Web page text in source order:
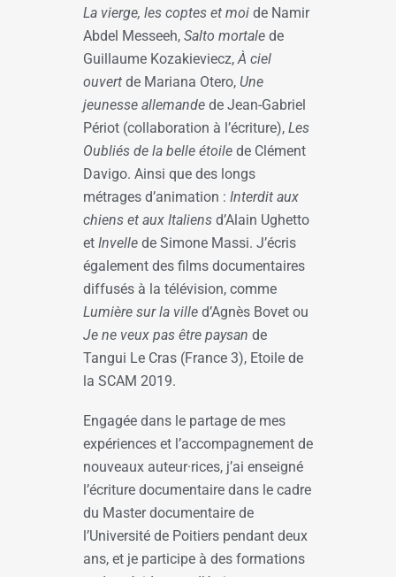
La vierge, les coptes et moi de Namir
Abdel Messeeh, Salto mortale de
Guillaume Kozakieviecz,À ciel
ouvert de Mariana Otero, Une
jeunesse allemande de Jean-Gabriel
Périot (collaboration à l’écriture), Les
Oubliés de la belle étoile de Clément
Davigo. Ainsi que des longs
métrages d’animation : Interdit aux
chiens et aux Italiens d’Alain Ughetto
et Invelle de Simone Massi. J’écris
également des films documentaires
diffusés à la télévision, comme
Lumière sur la ville d’Agnès Bovet ou
Je ne veux pas être paysan de
Tangui Le Cras (France 3), Etoile de
la SCAM 2019.
Engagée dans le partage de mes
expériences et l’accompagnement de
nouveaux auteur·rices, j’ai enseigné
l’écriture documentaire dans le cadre
du Master documentaire de
l’Université de Poitiers pendant deux
ans, et je participe à des formations